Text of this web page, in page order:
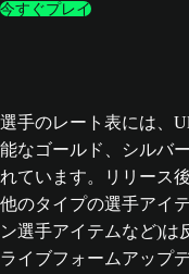
今すぐプレイ
選手のレート表には、
能なゴールド、シルバ
れています。リリース
他のタイプの選手アイ
ン選手アイテムなど)は
ライブフォームアップ